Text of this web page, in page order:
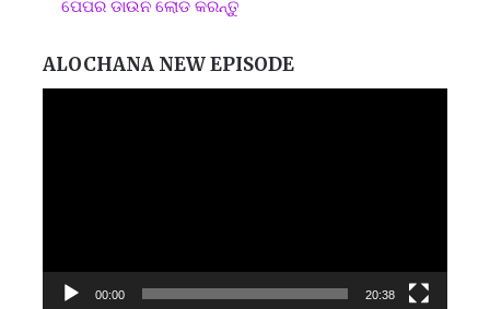
ପେପର ଡାଉନ ଲୋଡ କରନ୍ତୁ
ALOCHANA NEW EPISODE
00:00 20:38